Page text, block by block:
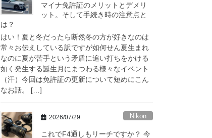
マイナ免許証のメリットとデメリ
ット。そして手続き時の注意点と
は？
はい！夏と冬だったら断然冬の方が好きなのは
常々お伝えしている訳ですが如何せん夏生まれ
なのに夏が苦手という矛盾に追い打ちをかける
如く発生する誕生月にまつわる様々なイベント
（汗）今回は免許証の更新について短めにこん
なお話。 […]
2026/07/29 Nikon
これでF4通しもリーチですか？ 今